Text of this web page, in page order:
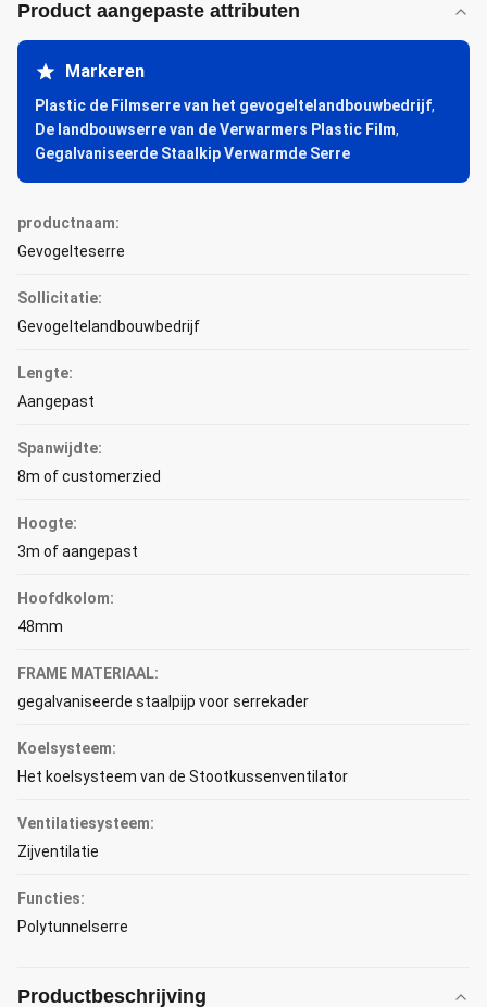
Product aangepaste attributen
Markeren
Plastic de Filmserre van het gevogeltelandbouwbedrijf,
De landbouwserre van de Verwarmers Plastic Film,
Gegalvaniseerde Staalkip Verwarmde Serre
productnaam:
Gevogelteserre
Sollicitatie:
Gevogeltelandbouwbedrijf
Lengte:
Aangepast
Spanwijdte:
8m of customerzied
Hoogte:
3m of aangepast
Hoofdkolom:
48mm
FRAME MATERIAAL:
gegalvaniseerde staalpijp voor serrekader
Koelsysteem:
Het koelsysteem van de Stootkussenventilator
Ventilatiesysteem:
Zijventilatie
Functies:
Polytunnelserre
Productbeschrijving